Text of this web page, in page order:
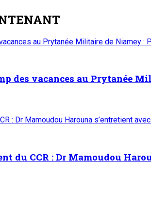
au Prytanée Militaire de
des vacances au Prytanée
: Dr Mamoudou Harouna s’entretient
du CCR : Dr Mamoudou